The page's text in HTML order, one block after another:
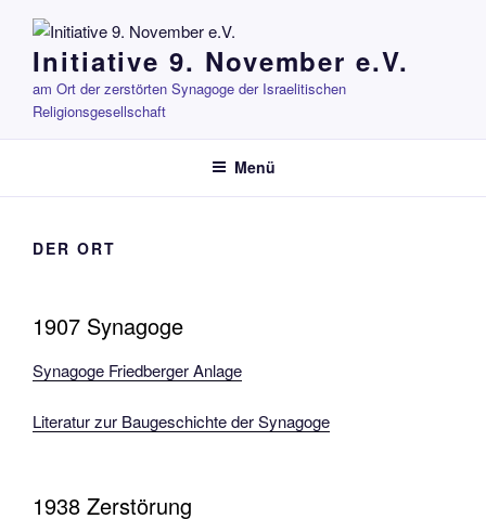
Inhalt
springenInitiative 9. November e.V.
am Ort der zerstörten Synagoge der Israelitischen
Religionsgesellschaft
Menü
DER ORT
1907 Synagoge
Synagoge Friedberger Anlage
Literatur zur Baugeschichte der Synagoge
1938 Zerstörung